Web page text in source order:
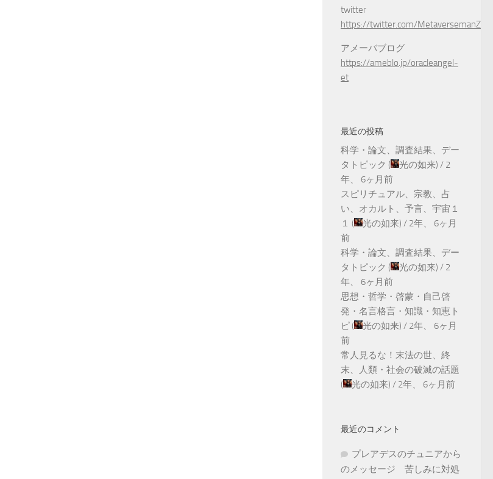
twitter
https://twitter.com/MetaversemanZ
アメーバブログ
https://ameblo.jp/oracleangel-
et
最近の投稿
科学・論文、調査結果、デー
タトピック ( 光の如来) / 2
年、 6ヶ月前
スピリチュアル、宗教、占
い、オカルト、予言、宇宙１
１ ( 光の如来) / 2年、 6ヶ月
前
科学・論文、調査結果、デー
タトピック ( 光の如来) / 2
年、 6ヶ月前
思想・哲学・啓蒙・自己啓
発・名言格言・知識・知恵ト
ピ ( 光の如来) / 2年、 6ヶ月
前
常人見るな！末法の世、終
末、人類・社会の破滅の話題
(
光の如来) / 2年、 6ヶ月前
最近のコメント
プレアデスのチュニアから
のメッセージ 苦しみに対処